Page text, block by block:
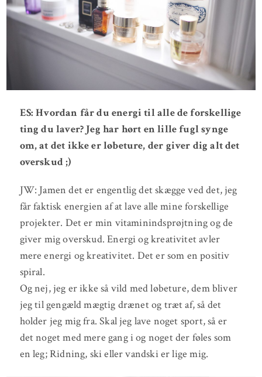
ES: Hvordan får du energi til alle de forskellige
ting du laver? Jeg har hørt en lille fugl synge
om, at det ikke er løbeture, der giver dig alt det
overskud ;)
JW: Jamen det er engentlig det skægge ved det, jeg
får faktisk energien af at lave alle mine forskellige
projekter. Det er min vitaminindsprøjtning og de
giver mig overskud. Energi og kreativitet avler
mere energi og kreativitet. Det er som en positiv
spiral.
Og nej, jeg er ikke så vild med løbeture, dem bliver
jeg til gengæld mægtig drænet og træt af, så det
holder jeg mig fra. Skal jeg lave noget sport, så er
det noget med mere gang i og noget der føles som
en leg; Ridning, ski eller vandski er lige mig.